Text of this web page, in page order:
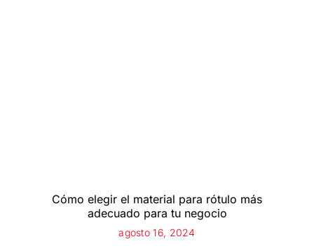
Cómo elegir el material para rótulo más
adecuado para tu negocio
agosto 16, 2024